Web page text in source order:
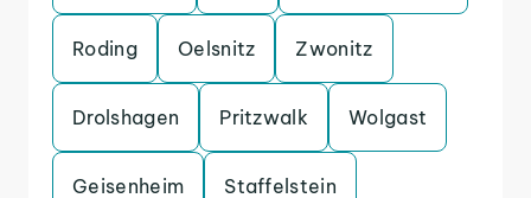
Roding Oelsnitz Zwonitz
Drolshagen Pritzwalk Wolgast
Geisenheim Staffelstein